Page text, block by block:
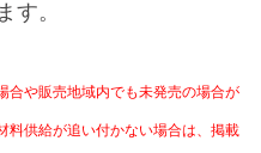
す。
合や販売地域内でも未発売の場合が
料供給が追い付かない場合は、掲載